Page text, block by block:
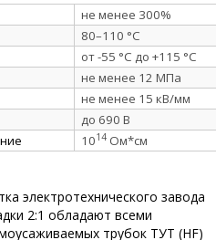
не менее 300%
80–110 °C
от -55 °C до +115 °C
не менее 12 МПа
не менее 15 кВ/мм
до 690 В
1014 Ом*см
электротехнического завода
2:1 обладают всеми
трубок ТУТ (HF)